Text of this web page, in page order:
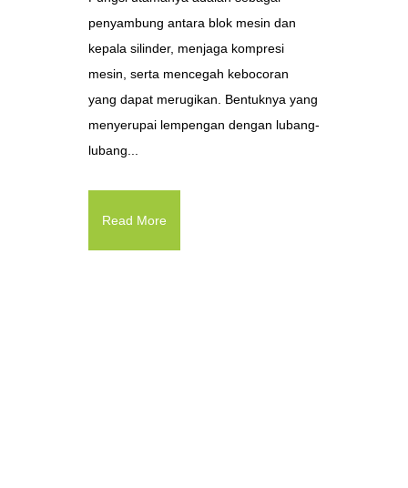
penyambung antara blok mesin dan
kepala silinder, menjaga kompresi
mesin, serta mencegah kebocoran
yang dapat merugikan. Bentuknya yang
menyerupai lempengan dengan lubang-
lubang...
Read More